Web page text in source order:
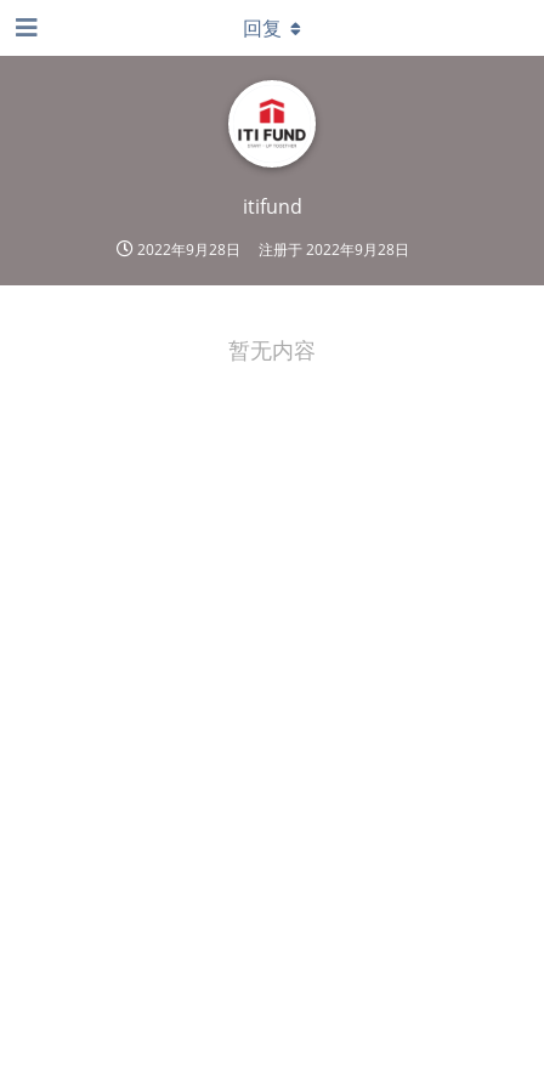
itifund
2022年9月28日 注册于2022年9月28日
回复
暂无内容